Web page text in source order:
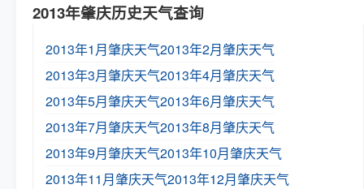
2013年肇庆历史天气查询
2013年1月肇庆天气2013年2月肇庆天气
2013年3月肇庆天气2013年4月肇庆天气
2013年5月肇庆天气2013年6月肇庆天气
2013年7月肇庆天气2013年8月肇庆天气
2013年9月肇庆天气2013年10月肇庆天气
2013年11月肇庆天气2013年12月肇庆天气